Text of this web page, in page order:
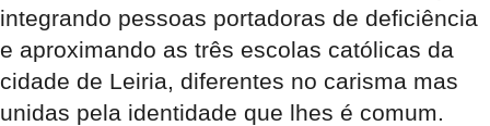
integrando pessoas portadoras de deficiência
e aproximando as três escolas católicas da
cidade de Leiria, diferentes no carisma mas
unidas pela identidade que lhes é comum.